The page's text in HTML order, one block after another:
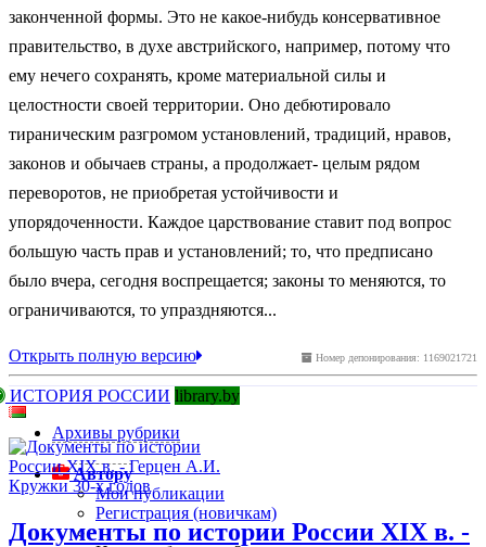
законченной формы. Это не какое-нибудь консервативное
правительство, в духе австрийского, например, потому что
ему нечего сохранять, кроме материальной силы и
целостности своей территории. Оно дебютировало
тираническим разгромом установлений, традиций, нравов,
законов и обычаев страны, а продолжает- целым рядом
переворотов, не приобретая устойчивости и
упорядоченности. Каждое царствование ставит под вопрос
большую часть прав и установлений; то, что предписано
было вчера, сегодня воспрещается; законы то меняются, то
ограничиваются, то упраздняются...
Номер депонирования: 1169021721
Открыть полную версию
ИСТОРИЯ РОССИИ library.by
Архивы рубрики
Автору
Мои публикации
Регистрация (новичкам)
Документы по истории России XIX в. -